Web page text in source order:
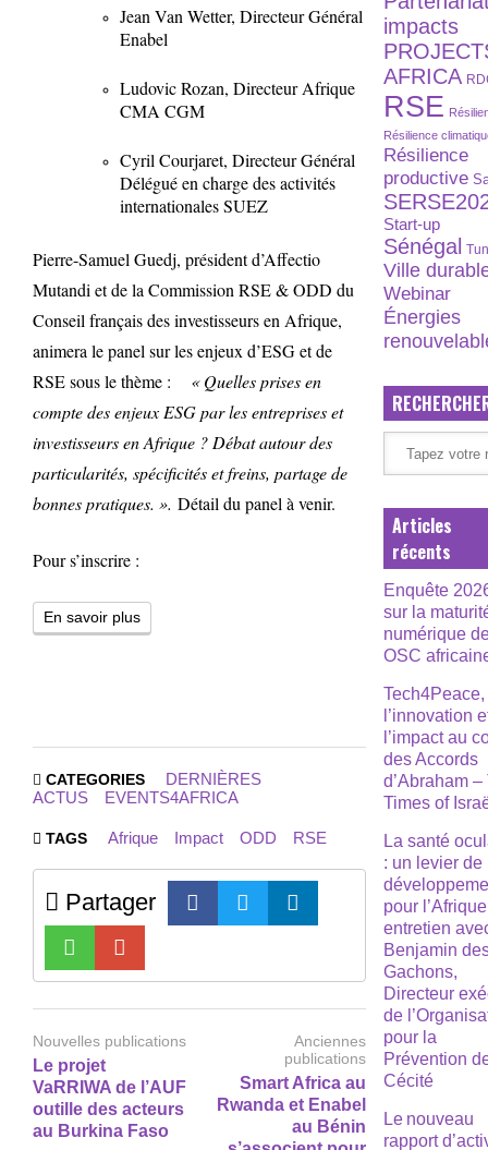
Jean Van Wetter, Directeur Général
Enabel
Ludovic Rozan, Directeur Afrique
CMA CGM
Cyril Courjaret, Directeur Général
Délégué en charge des activités
internationales SUEZ
Pierre-Samuel Guedj, président d’Affectio
Mutandi et de la Commission RSE & ODD du
Conseil français des investisseurs en Afrique,
animera le panel sur les enjeux d’ESG et de
RSE sous le thème : « Quelles prises en
compte des enjeux ESG par les entreprises et
investisseurs en Afrique ? Débat autour des
particularités, spécificités et freins, partage de
bonnes pratiques. ». Détail du panel à venir.
Pour s’inscrire :
En savoir plus
CATEGORIES
DERNIÈRES
ACTUS
EVENTS4AFRICA
TAGS Afrique Impact ODD RSE
Partager
Nouvelles publications
Le projet
VaRRIWA de l’AUF
outille des acteurs
au Burkina Faso
Anciennes
publications
Smart Africa au
Rwanda et Enabel
au Bénin
impacts
AFRICA
RSE
Résilience
Résilience
productive
Start-up
Sénégal
Ville
Webinar
Énergies
Articles
récents
Enquête
sur la
numérique
OSC
Tech4Peace,
l’innovation
l’impact au
des Accords
d’Abraham –
Times of
La santé
: un levier de
pour
entretien
Benjamin
Gachons,
Directeur
de
pour la
Prévention
Cécité
Le nouveau
rapport